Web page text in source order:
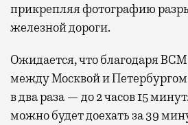
прикрепляя фотографию
железной дороги.
Ожидается, что благодаря
между Москвой и Петербургом
в два раза — до 2 часов 15
можно будет доехать за 39